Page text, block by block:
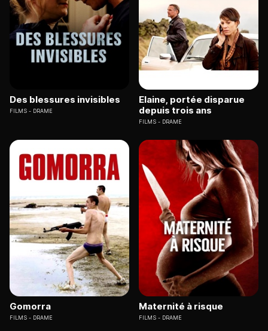
Des blessures invisibles
FILMS DRAME
Elaine, portée disparue
depuis trois ans
FILMS DRAME
Gomorra
FILMS DRAME
Maternité à risque
FILMS DRAME